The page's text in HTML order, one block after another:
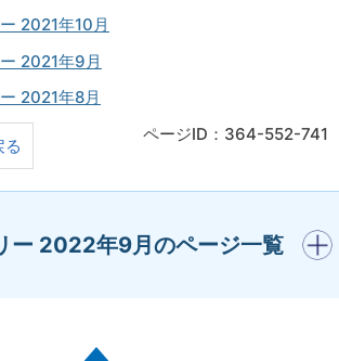
2021年10月
2021年9月
2021年8月
る
ページID：364-552-741
ー 2022年9月のページ一覧
開く